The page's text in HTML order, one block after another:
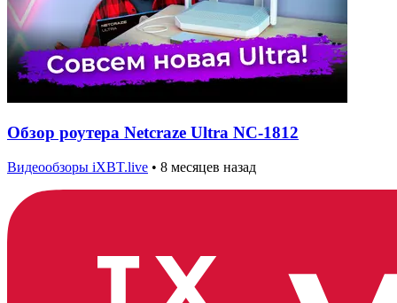
Обзор роутера Netcraze Ultra NC-1812
Видеообзоры iXBT.live • 8 месяцев назад